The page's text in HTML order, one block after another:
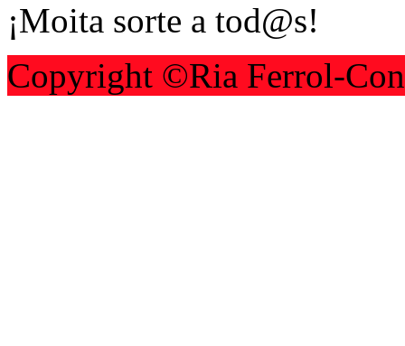
¡Moita sorte a tod@s!
Copyright ©Ria Ferrol-